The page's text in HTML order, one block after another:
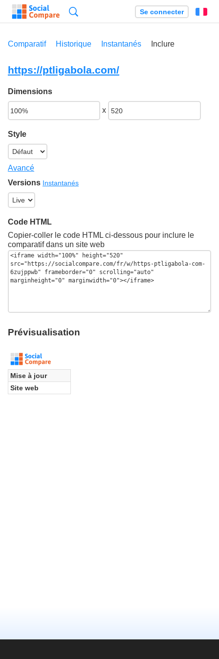
Se connecter
Comparatif Historique Instantanés Inclure
https://ptligabola.com/
Dimensions
x
Style
Avancé
Versions Instantanés
Code HTML
Copier-coller le code HTML ci-dessous pour inclure le
comparatif dans un site web
Prévisualisation